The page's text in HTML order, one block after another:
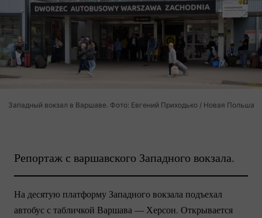
Западный вокзал в Варшаве. Фото: Евгений Приходько / Новая Польша
Репортаж с варшавского Западного вокзала.
На десятую платформу Западного вокзала подъехал
автобус с табличкой Варшава — Херсон. Открывается